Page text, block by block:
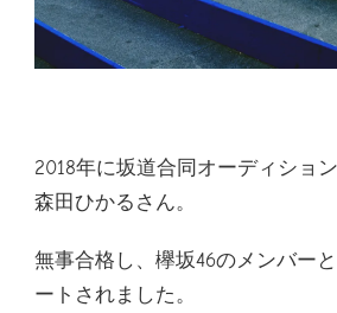
2018年に坂道合同オーディショ
森田ひかるさん。
無事合格し、欅坂46のメンバー
ートされました。